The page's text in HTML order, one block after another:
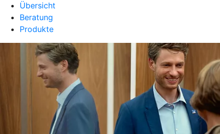
Übersicht
Beratung
Produkte